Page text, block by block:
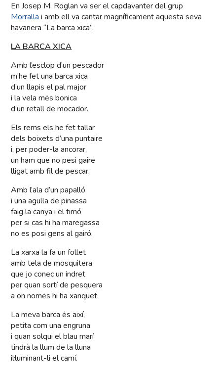
En Josep M. Roglan va ser el capdavanter del grup
Morralla i amb ell va cantar magníficament aquesta seva
havanera “La barca xica”.
LA BARCA XICA
Amb l’esclop d’un pescador
m’he fet una barca xica
d’un llapis el pal major
i la vela mės bonica
d’un retall de mocador.
Els rems els he fet tallar
dels boixets d’una puntaire
i, per poder-la ancorar,
un ham que no pesi gaire
lligat amb fil de pescar.
Amb l’ala d’un papalló
i una agulla de pinassa
faig la canya i el timó
per si cas hi ha maregassa
no es posi gens al gairó.
La xarxa la fa un follet
amb tela de mosquitera
que jo conec un indret
per quan sortí de pesquera
a on nomės hi ha xanquet.
La meva barca ės així,
petita com una engruna
i quan solqui el blau marí
tindrà la llum de la lluna
il·luminant-li el camí.